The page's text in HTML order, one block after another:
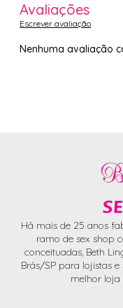
Avaliações
Escrever avaliação
Nenhuma avaliação
Há mais de 25 anos
ramo de sex shop
conceituadas, Beth
Brás/SP para lojistas
melhor